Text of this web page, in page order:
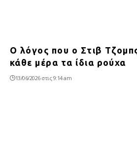
Ο λόγος που ο Στιβ
κάθε μέρα τα ίδια ρούχα
13/06/2026 στις 9:14 am